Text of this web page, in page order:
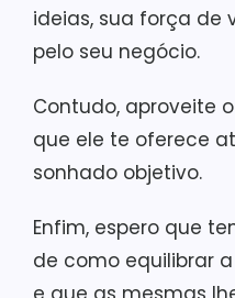
ideias, sua força de
pelo seu negócio.
Contudo, aproveite
que ele te oferece
sonhado objetivo.
Enfim, espero que
de como equilibrar